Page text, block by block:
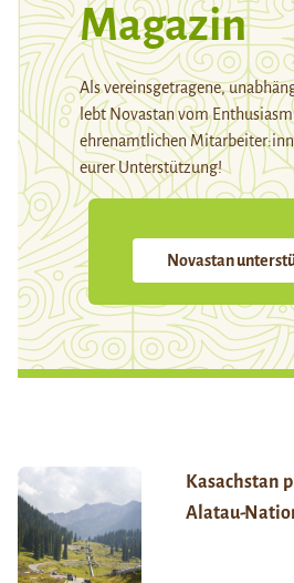
Magazin
Als vereinsgetragene,
lebt Novastan vom
ehrenamtlichen
eurer Unterstützung!
Novastan
Kasachstan
Alatau-